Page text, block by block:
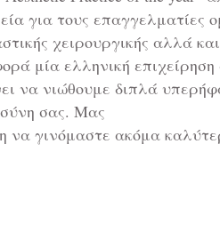
για τους επαγγελματίες
χειρουργικής αλλά
μία ελληνική
να νιώθουμε διπλά
σας. Μας
να γινόμαστε ακόμα